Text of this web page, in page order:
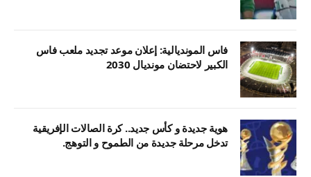
فاس المونديالية: إعلان موعد تجديد ملعب فاس
الكبير لاحتضان مونديال 2030
هوية جديدة و كأس جديد.. كرة الصالات الإفريقية
تدخل مرحلة جديدة من الطموح و التوهج.